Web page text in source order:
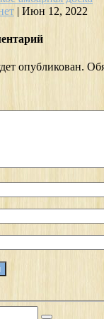
| Июн 12, 2022
опубликован.